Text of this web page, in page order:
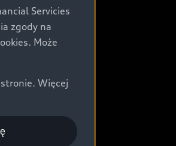
Servicies
zgody na
Może
Więcej